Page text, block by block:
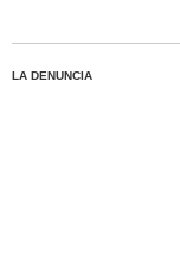
LA DENUNCIA